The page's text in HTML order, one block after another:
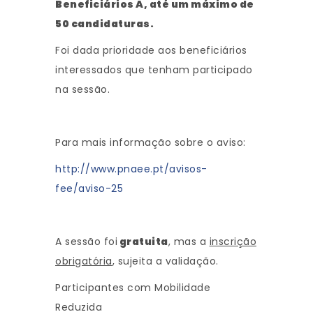
Beneficiários A, até um máximo de
50 candidaturas.
Foi dada prioridade aos beneficiários
interessados que tenham participado
na sessão.
Para mais informação sobre o aviso:
http://www.pnaee.pt/avisos-
fee/aviso-25
A sessão foi gratuita, mas a inscrição
obrigatória, sujeita a validação.
Participantes com Mobilidade
Reduzida